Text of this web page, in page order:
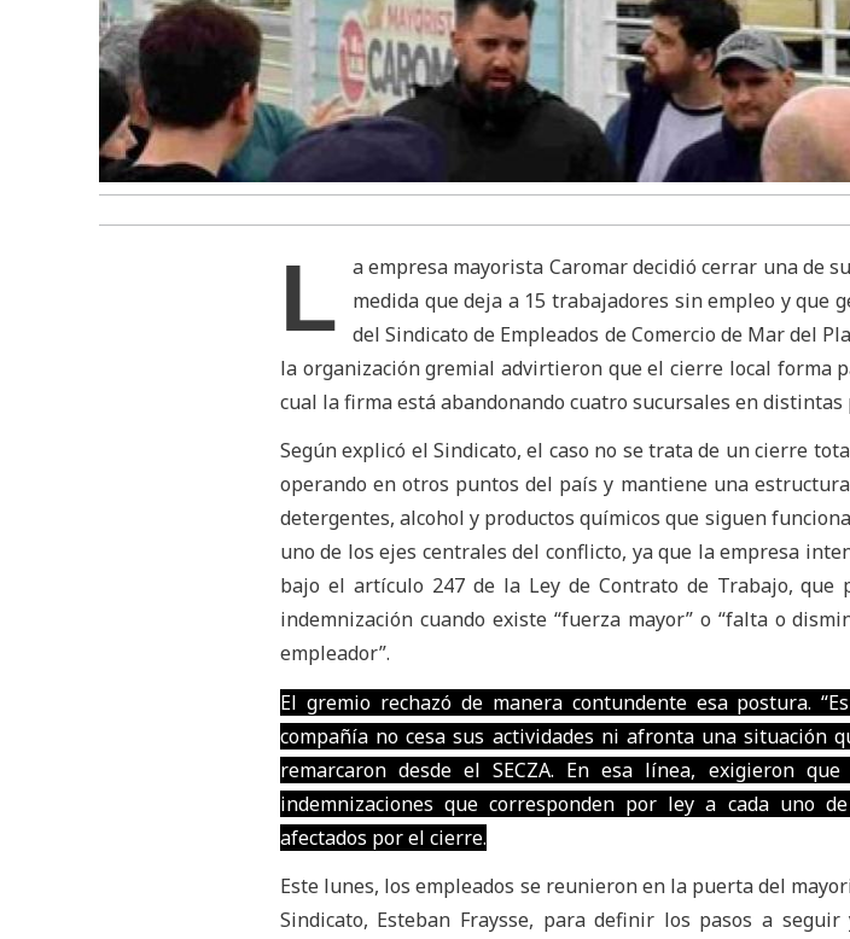
L
a empresa mayorista Caromar decidió cerrar una de
medida que deja a 15 trabajadores sin empleo y que
del Sindicato de Empleados de Comercio de Mar del
la organización gremial advirtieron que el cierre local forma
cual la firma está abandonando cuatro sucursales en distintas
Según explicó el Sindicato, el caso no se trata de un cierre
operando en otros puntos del país y mantiene una
detergentes, alcohol y productos químicos que siguen
uno de los ejes centrales del conflicto, ya que la empresa
bajo el artículo 247 de la Ley de Contrato de Trabajo, que
indemnización cuando existe “fuerza mayor” o “falta o
empleador”.
El gremio rechazó de manera contundente esa postura.
compañía no cesa sus actividades ni afronta una situación
remarcaron desde el SECZA. En esa línea, exigieron
indemnizaciones que corresponden por ley a cada uno
afectados por el cierre.
Este lunes, los empleados se reunieron en la puerta del
Sindicato, Esteban Fraysse, para definir los pasos a